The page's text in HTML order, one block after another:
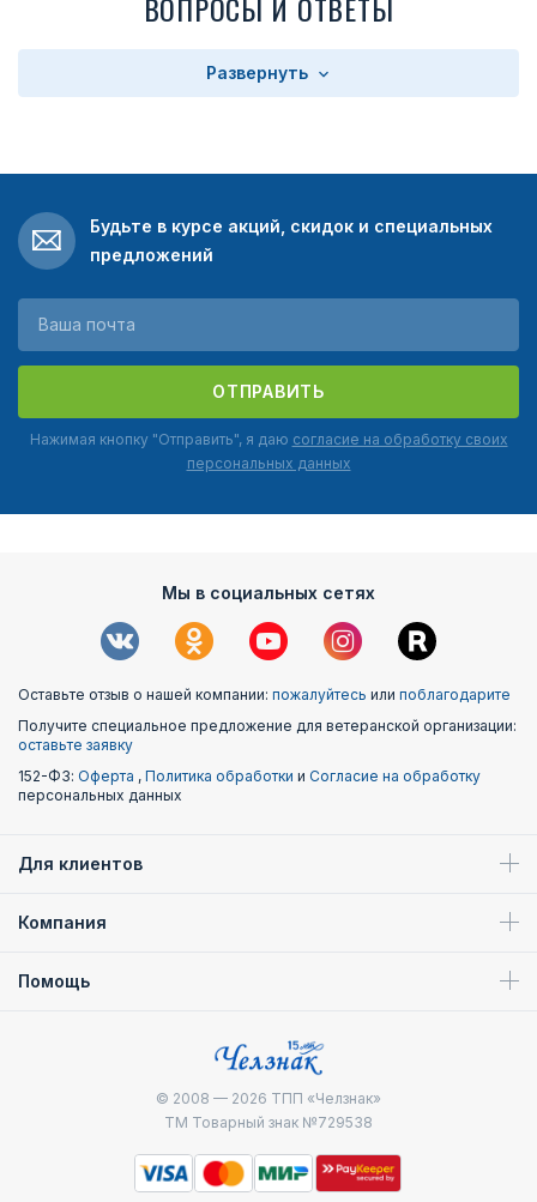
Развернуть
Будьте в курсе акций, скидок и специальных
предложений
ОТПРАВИТЬ
Нажимая кнопку "Отправить", я даю согласие на обработку своих
персональных данных
Мы в социальных сетях
Оставьте отзыв о нашей компании: пожалуйтесь или поблагодарите
Получите специальное предложение для ветеранской организации:
оставьте заявку
152-ФЗ: Оферта , Политика обработки и Согласие на обработку
персональных данных
Для клиентов
Компания
Помощь
© 2008 — 2026 ТПП «Челзнак»
ТМ Товарный знак №729538